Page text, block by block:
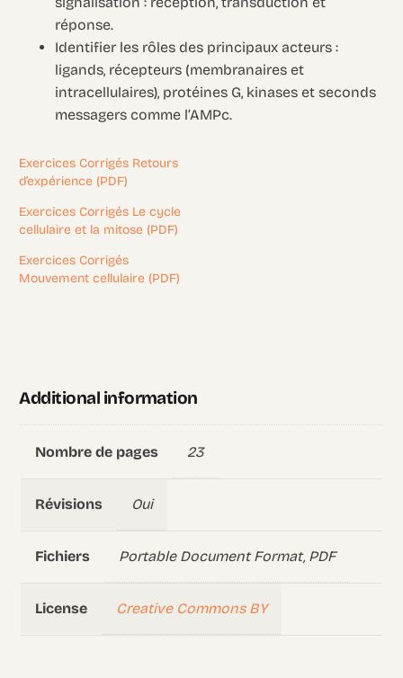
réponse.
Identifier les rôles des principaux acteurs :
ligands, récepteurs (membranaires et
intracellulaires), protéines G, kinases et seconds
messagers comme l’AMPc.
Exercices Corrigés Retours
d’expérience (PDF)
Exercices Corrigés Le cycle
cellulaire et la mitose (PDF)
Exercices Corrigés
Mouvement cellulaire (PDF)
Additional information
Nombre de pages 23
Révisions Oui
Fichiers Portable Document Format, PDF
License Creative Commons BY